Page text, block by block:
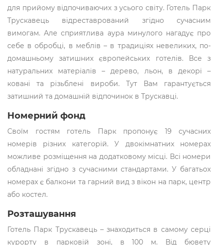
для прийому відпочиваючих з усього світу. Готель Парк
Трускавець відреставрований згідно сучасним
вимогам. Але сприятлива аура минулого нагадує про
себе в обробці, в меблів – в традиціях невеликих, по-
домашньому затишних європейських готелів. Все з
натуральних матеріалів – дерево, льон, в декорі –
ковані та різьблені вироби. Тут Вам гарантується
затишний та домашній відпочинок в Трускавці.
Номерний фонд
Своїм гостям готель Парк пропонує 19 сучасних
номерів різних категорій. У двокімнатних номерах
можливе розміщення на додатковому місці. Всі номери
обладнані згідно з сучасними стандартами. У багатьох
номерах є балкони та гарний вид з вікон на парк, центр
або костел.
Розташування
Готель Парк Трускавець – знаходиться в самому серці
курорту в парковій зоні, в 100 м. Від бювету